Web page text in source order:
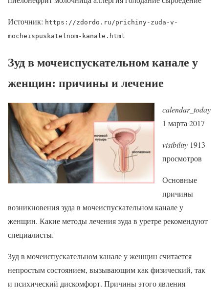
Источник: https://zdordo.ru/prichiny-zuda-v-
mocheispuskatelnom-kanale.html
Зуд в мочеиспускательном канале у
женщин: причины и лечение
calendar_today
1 марта 2017
visibility 1913
просмотров
Основные
причины
возникновения зуда в мочеиспускательном канале у
женщин. Какие методы лечения зуда в уретре рекомендуют
специалисты.
Зуд в мочеиспускательном канале у женщин считается
непростым состоянием, вызывающим как физический, так
и психический дискомфорт. Причины этого явления